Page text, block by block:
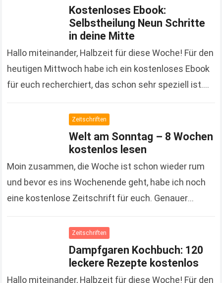
Kostenloses Ebook:
Selbstheilung Neun Schritte
in deine Mitte
Hallo miteinander, Halbzeit für diese Woche! Für den
heutigen Mittwoch habe ich ein kostenloses Ebook
für euch recherchiert, das schon sehr speziell ist.
Zeitschriften
Welt am Sonntag – 8 Wochen
kostenlos lesen
Moin zusammen, die Woche ist schon wieder rum
und bevor es ins Wochenende geht, habe ich noch
eine kostenlose Zeitschrift für euch. Genauer
Zeitschriften
Dampfgaren Kochbuch: 120
leckere Rezepte kostenlos
Hallo miteinander, Halbzeit für diese Woche! Für den